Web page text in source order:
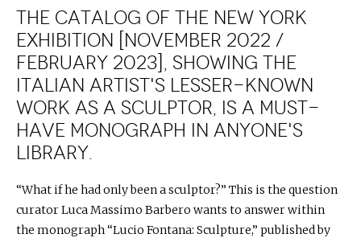
The catalog of the New York
exhibition [November 2022 /
February 2023], showing the
Italian artist's lesser-known
work as a sculptor, is a must-
have monograph in anyone's
library.
“What if he had only been a sculptor?” This is the question
curator Luca Massimo Barbero wants to answer within
the monograph “Lucio Fontana: Sculpture,” published by